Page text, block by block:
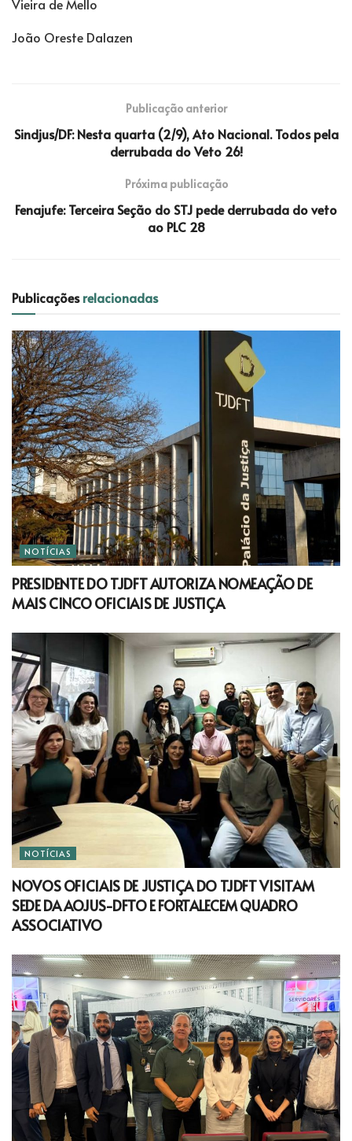
Vieira de Mello
João Oreste Dalazen
Publicação anterior
Sindjus/DF: Nesta quarta (2/9), Ato Nacional. Todos pela
derrubada do Veto 26!
Próxima publicação
Fenajufe: Terceira Seção do STJ pede derrubada do veto
ao PLC 28
Publicaçõesrelacionadas
NOTÍCIAS
PRESIDENTE DO TJDFT AUTORIZA NOMEAÇÃO DE
MAIS CINCO OFICIAIS DE JUSTIÇA
NOTÍCIAS
NOVOS OFICIAIS DE JUSTIÇA DO TJDFT VISITAM
SEDE DA AOJUS-DFTO E FORTALECEM QUADRO
ASSOCIATIVO